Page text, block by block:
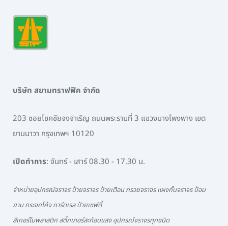
บริษัท สยามทราฟฟิค จำกัด
203 ซอยโชคชัยจงจำเริญ ถนนพระรามที่ 3 แขวงบางโพงพาง เขต
ยานนาวา กรุงเทพฯ 10120
เปิดทำการ: จันทร์ - เสาร์ 08.30 - 17.30 น.
จำหน่ายอุปกรณ์จราจร ป้ายจราจร ป้ายเตือน กรวยจราจร แผงกั้นจราจร ป้อม
ยาม กระจกโค้ง การ์ดเรล ป้ายเซฟตี้
สีเทอร์โมพลาสติก สติ๊กเกอร์สะท้อนแสง อุปกรณ์จราจรทุกชนิด